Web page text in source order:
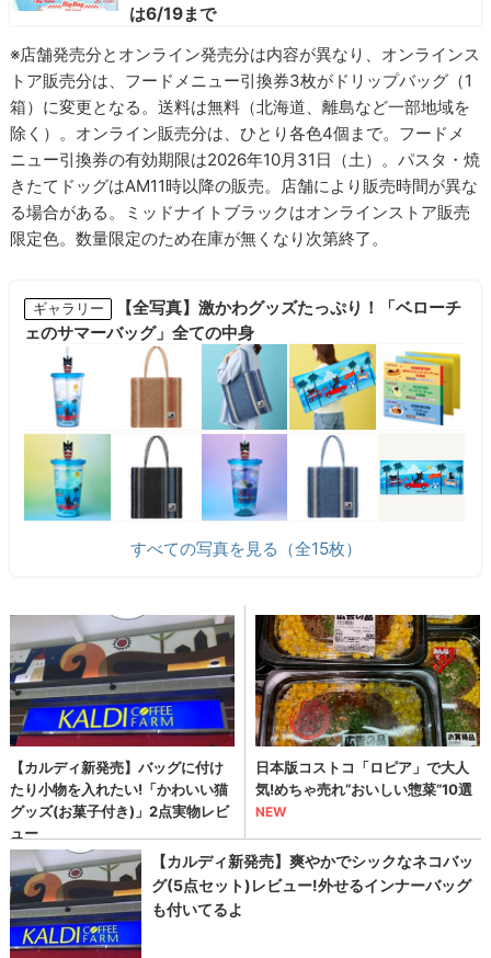
は6/19まで
※店舗発売分とオンライン発売分は内容が異なり、オンラインス
トア販売分は、フードメニュー引換券3枚がドリップバッグ（1
箱）に変更となる。送料は無料（北海道、離島など一部地域を
除く）。オンライン販売分は、ひとり各色4個まで。フードメ
ニュー引換券の有効期限は2026年10月31日（土）。パスタ・焼
きたてドッグはAM11時以降の販売。店舗により販売時間が異な
る場合がある。ミッドナイトブラックはオンラインストア販売
限定色。数量限定のため在庫が無くなり次第終了。
ギャラリー
【全写真】激かわグッズたっぷり！「ベローチ
ェのサマーバッグ」全ての中身
すべての写真を見る（全15枚）